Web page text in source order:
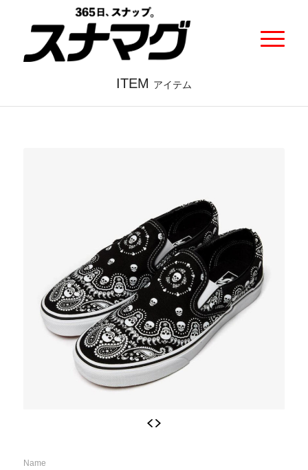
ITEM アイテム
Name